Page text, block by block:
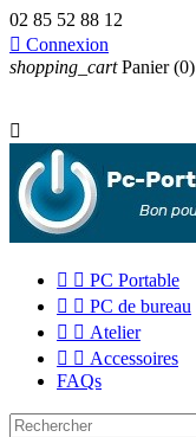
02 85 52 88 12
 Connexion
shopping_cart Panier (0)

  PC Portable
  PC de bureau
  Atelier
  Accessoires
FAQs